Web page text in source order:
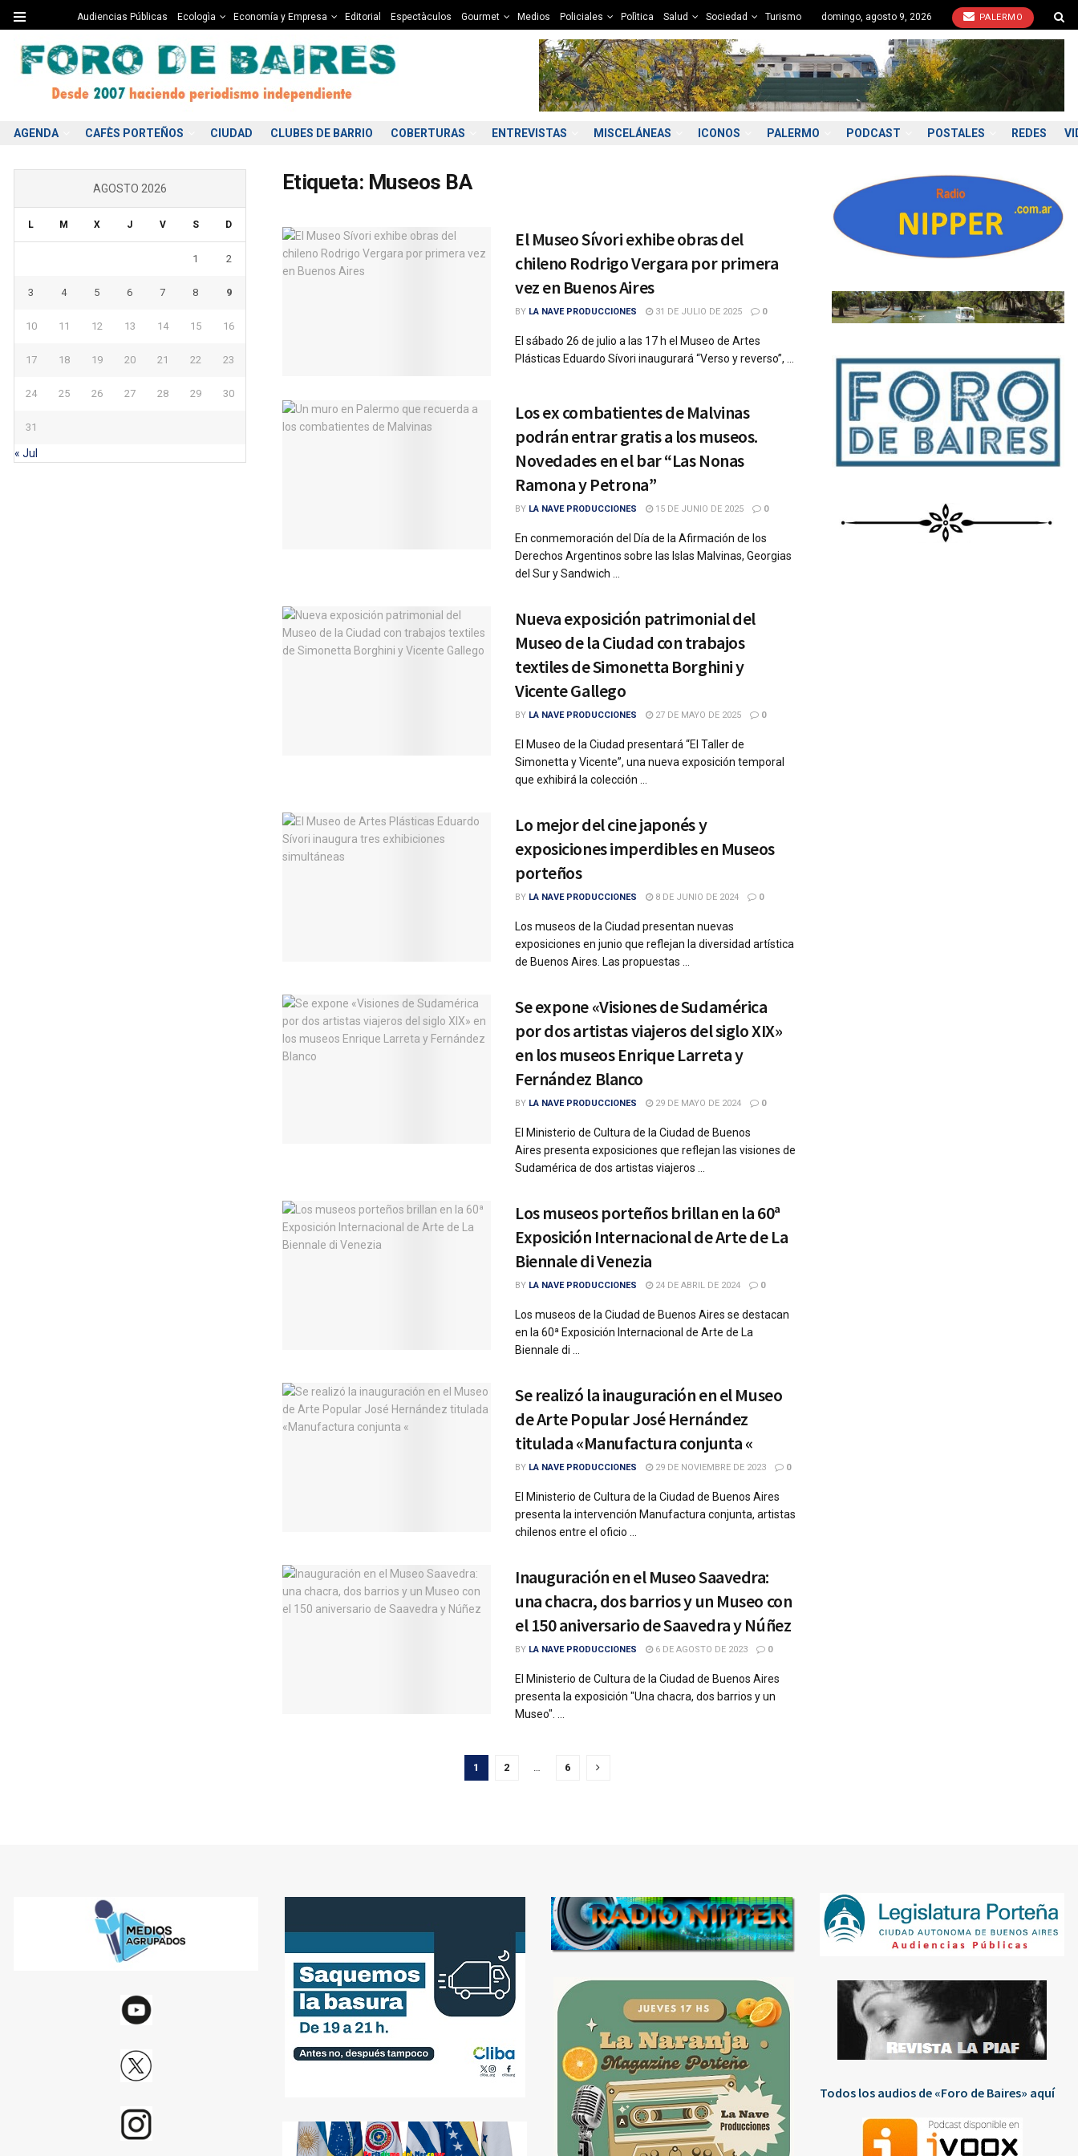
Audiencias Públicas Ecologìa Economía y Empresa Editorial Espectàculos Gourmet Medios Policiales Polìtica Salud Sociedad Turismo domingo, agosto 9, 2026 PALERMO
AGENDA CAFÈS PORTEÑOS CIUDAD CLUBES DE BARRIO COBERTURAS ENTREVISTAS MISCELÁNEAS ICONOS PALERMO PODCAST POSTALES REDES
Etiqueta: Museos BA
El Museo Sívori exhibe obras del
chileno Rodrigo Vergara por primera
vez en Buenos Aires
BY LA NAVE PRODUCCIONES 31 DE JULIO DE 2025 0
El sábado 26 de julio a las 17 h el Museo de Artes
Plásticas Eduardo Sívori inaugurará “Verso y reverso”, ...
Los ex combatientes de Malvinas
podrán entrar gratis a los museos.
Novedades en el bar “Las Nonas
Ramona y Petrona”
BY LA NAVE PRODUCCIONES 15 DE JUNIO DE 2025 0
En conmemoración del Día de la Afirmación de los
Derechos Argentinos sobre las Islas Malvinas, Georgias
del Sur y Sandwich ...
Nueva exposición patrimonial del
Museo de la Ciudad con trabajos
textiles de Simonetta Borghini y
Vicente Gallego
BY LA NAVE PRODUCCIONES 27 DE MAYO DE 2025 0
El Museo de la Ciudad presentará “El Taller de
Simonetta y Vicente”, una nueva exposición temporal
que exhibirá la colección ...
Lo mejor del cine japonés y
exposiciones imperdibles en Museos
porteños
BY LA NAVE PRODUCCIONES 8 DE JUNIO DE 2024 0
Los museos de la Ciudad presentan nuevas
exposiciones en junio que reflejan la diversidad artística
de Buenos Aires. Las propuestas ...
Se expone «Visiones de Sudamérica
por dos artistas viajeros del siglo XIX»
en los museos Enrique Larreta y
Fernández Blanco
BY LA NAVE PRODUCCIONES 29 DE MAYO DE 2024 0
El Ministerio de Cultura de la Ciudad de Buenos
Aires presenta exposiciones que reflejan las visiones de
Sudamérica de dos artistas viajeros ...
Los museos porteños brillan en la 60ª
Exposición Internacional de Arte de La
Biennale di Venezia
BY LA NAVE PRODUCCIONES 24 DE ABRIL DE 2024 0
Los museos de la Ciudad de Buenos Aires se destacan
en la 60ª Exposición Internacional de Arte de La
Biennale di ...
Se realizó la inauguración en el Museo
de Arte Popular José Hernández
titulada «Manufactura conjunta «
BY LA NAVE PRODUCCIONES 29 DE NOVIEMBRE DE 2023 0
El Ministerio de Cultura de la Ciudad de Buenos Aires
presenta la intervención Manufactura conjunta, artistas
chilenos entre el oficio ...
Inauguración en el Museo Saavedra:
una chacra, dos barrios y un Museo con
el 150 aniversario de Saavedra y Núñez
BY LA NAVE PRODUCCIONES 6 DE AGOSTO DE 2023 0
El Ministerio de Cultura de la Ciudad de Buenos Aires
presenta la exposición "Una chacra, dos barrios y un
Museo". ...
1 2 6
AGOSTO 2026
L M X J V S D
1 2
3 4 5 6 7 8 9
10 11 12 13 14 15 16
17 18 19 20 21 22 23
24 25 26 27 28 29 30
31
« Jul
Todos los audios de «Foro de Baires» aquí